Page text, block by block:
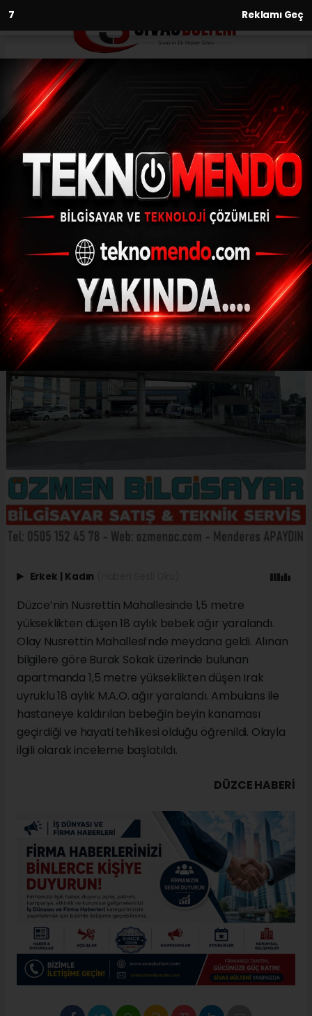
6 Reklamı Geç
Anasayfa Asayiş
1,5 metreden düşen bebek ağır
yaralandı
(İHA) - İhlas Haber Ajansı | 31.07.2024 - 18:02, Güncelleme: 31.07.2024
- 17:35
1,5 metreden düşen bebek ağır yaralandı
Erkek | Kadın
Düzce’nin Nusrettin Mahallesinde 1,5 metre
yükseklikten düşen 18 aylık bebek ağır yaralandı.
Olay Nusrettin Mahallesi’nde meydana geldi. Alınan
bilgilere göre Burak Sokak üzerinde bulunan
apartmanda 1,5 metre yükseklikten düşen Irak
uyruklu 18 aylık M.A.O. ağır yaralandı. Ambulans ile
hastaneye kaldırılan bebeğin beyin kanaması
geçirdiği ve hayati tehlikesi olduğu öğrenildi. Olayla
ilgili olarak inceleme başlatıldı.
DÜZCE HABERİ